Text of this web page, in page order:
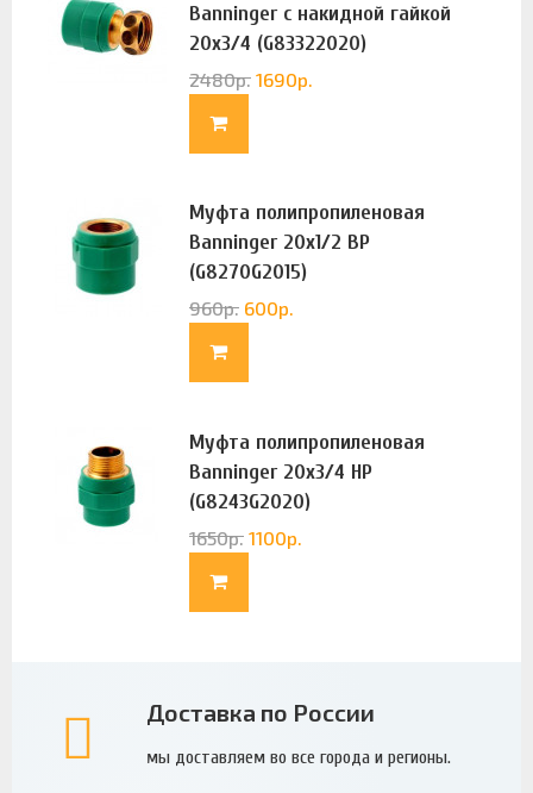
Banninger с накидной гайкой
20х3/4 (G83322020)
2480р. 1690р.
Муфта полипропиленовая
Banninger 20х1/2 ВР
(G8270G2015)
960р. 600р.
Муфта полипропиленовая
Banninger 20х3/4 НР
(G8243G2020)
1650р. 1100р.
Доставка по России
мы доставляем во все города и регионы.